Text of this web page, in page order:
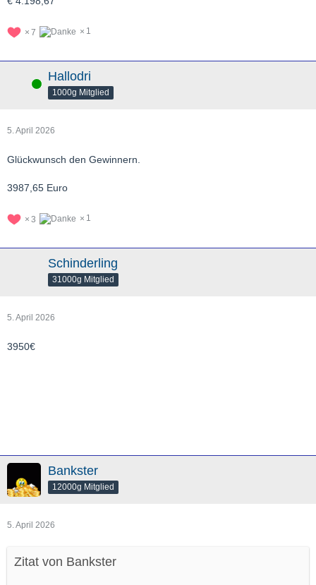
7 1
Online Hallodri
1000g Mitglied
5. April 2026
Glückwunsch den Gewinnern.
3987,65 Euro
3 1
Schinderling
31000g Mitglied
5. April 2026
3950€
Bankster
12000g Mitglied
5. April 2026
Zitat von Bankster